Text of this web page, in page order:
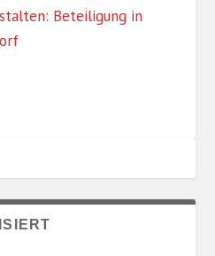
Beteiligung in